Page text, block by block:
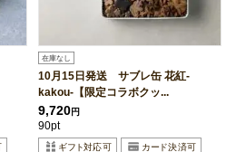
在庫なし
10月15日発送 サブレ缶 花紅-
kakou-【限定コラボクッ...
9,720円
90pt